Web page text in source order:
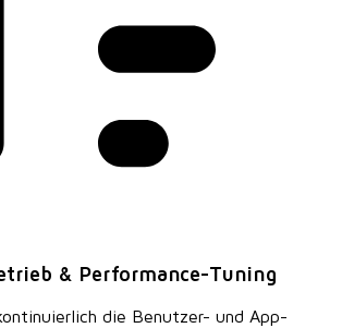
& Performance-Tuning
die Benutzer- und App-